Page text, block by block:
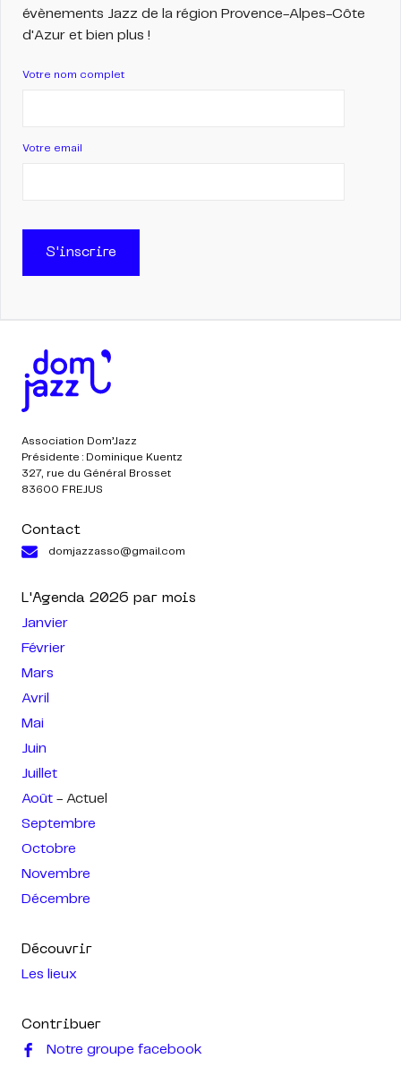
évènements Jazz de la région Provence-Alpes-Côte
d'Azur et bien plus !
Votre nom complet
Votre email
S'inscrire
Association Dom’Jazz
Présidente : Dominique Kuentz
327, rue du Général Brosset
83600 FREJUS
Contact
domjazzasso@gmail.com
L'Agenda 2026 par mois
Janvier
Février
Mars
Avril
Mai
Juin
Juillet
Août - Actuel
Septembre
Octobre
Novembre
Décembre
Découvrir
Les lieux
Contribuer
Notre groupe facebook